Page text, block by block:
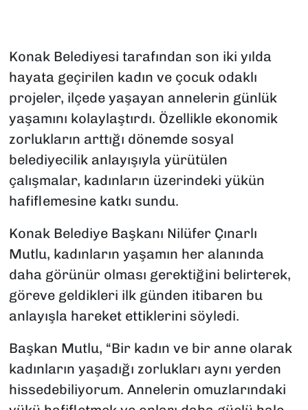
Konak Belediyesi tarafından son iki yılda
hayata geçirilen kadın ve çocuk odaklı
projeler, ilçede yaşayan annelerin günlük
yaşamını kolaylaştırdı. Özellikle ekonomik
zorlukların arttığı dönemde sosyal
belediyecilik anlayışıyla yürütülen
çalışmalar, kadınların üzerindeki yükün
hafiflemesine katkı sundu.
Konak Belediye Başkanı Nilüfer Çınarlı
Mutlu, kadınların yaşamın her alanında
daha görünür olması gerektiğini belirterek,
göreve geldikleri ilk günden itibaren bu
anlayışla hareket ettiklerini söyledi.
Başkan Mutlu, “Bir kadın ve bir anne olarak
kadınların yaşadığı zorlukları aynı yerden
hissedebiliyorum. Annelerin omuzlarındaki